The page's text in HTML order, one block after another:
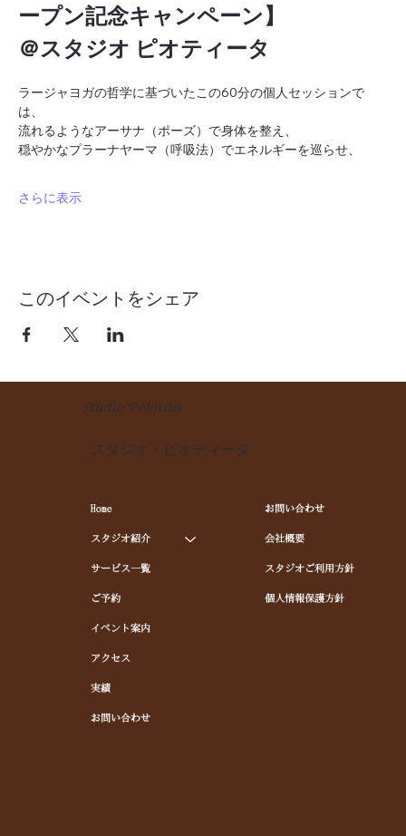
ープン記念キャンペーン】
＠スタジオ ピオティータ
ラージャヨガの哲学に基づいたこの60分の個人セッションで
は、
流れるようなアーサナ（ポーズ）で身体を整え、
穏やかなプラーナヤーマ（呼吸法）でエネルギーを巡らせ、
さらに表示
このイベントをシェア
Studio Poiótita
スタジオ・ピオティータ
お問い合わせ
会社概要
スタジオご利用方針
個人情報保護方針
Home
スタジオ紹介
サービス一覧
ご予約
イベント案内
アクセス
実績
お問い合わせ